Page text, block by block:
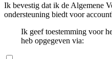
Ik bevestig dat ik de Algemene
ondersteuning biedt voor
Ik geef toestemming voor
heb opgegeven via: